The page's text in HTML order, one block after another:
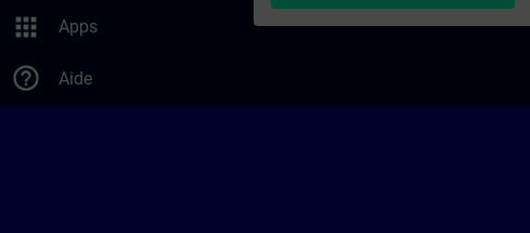
apps Apps
help_outline Aide